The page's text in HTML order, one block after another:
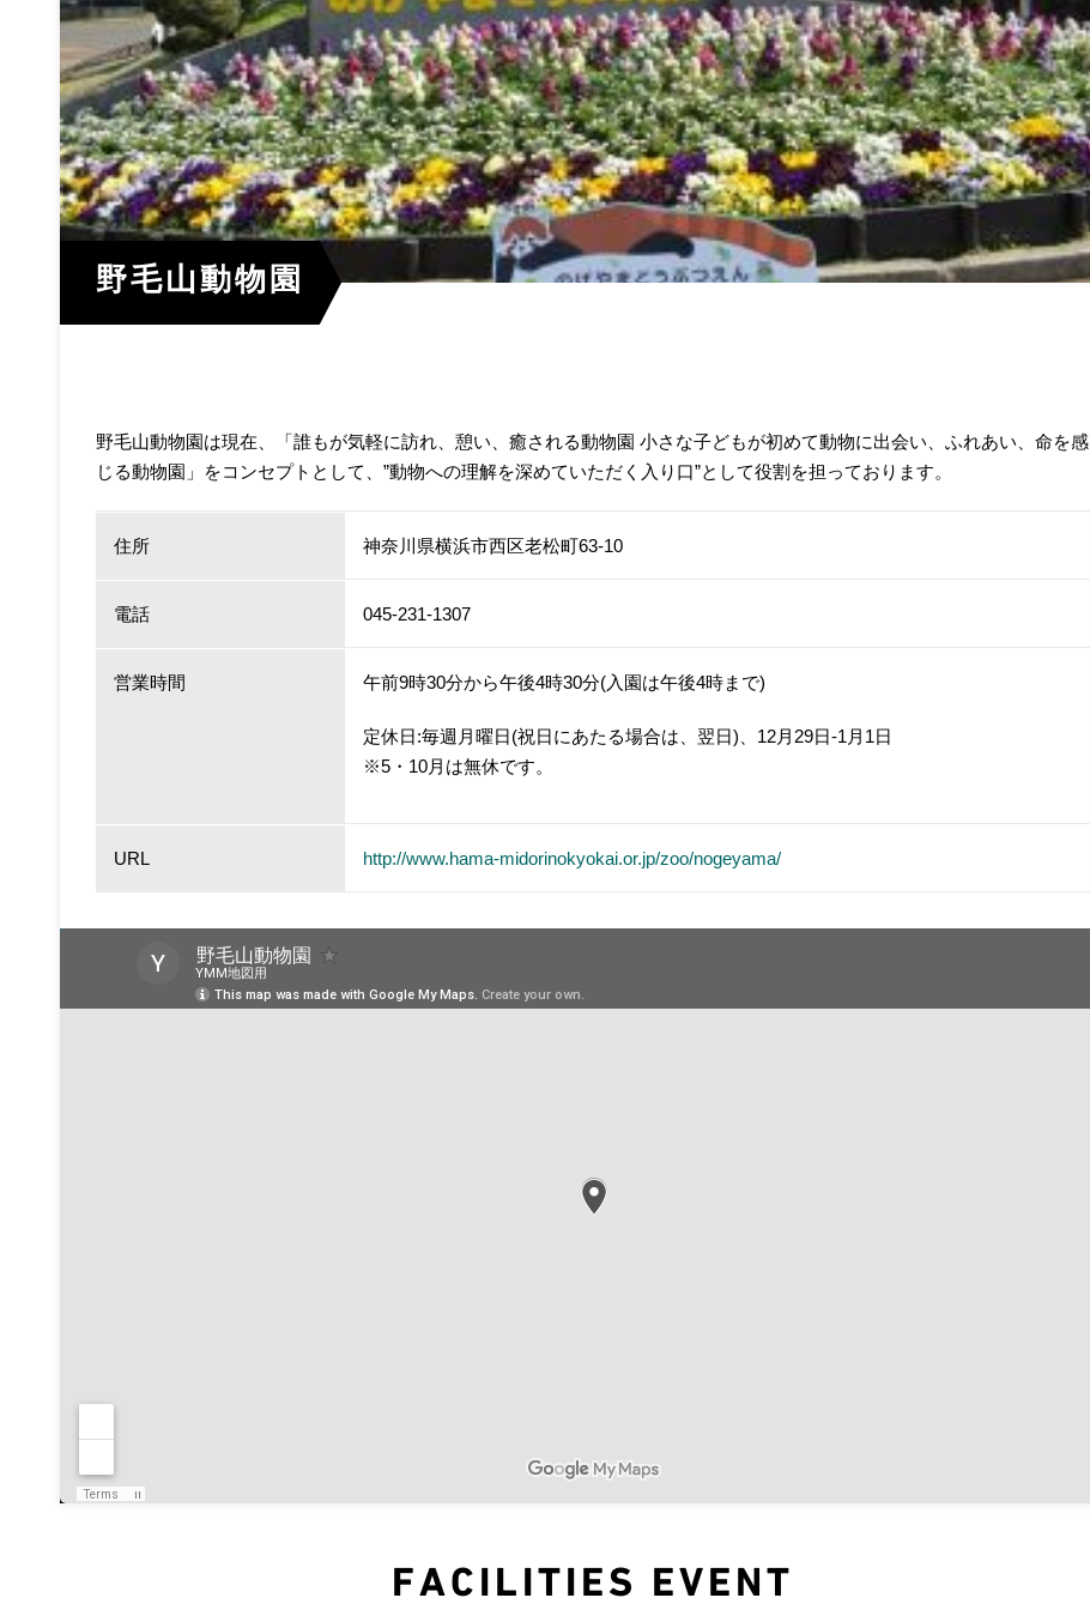
野毛山動物園
野毛山動物園は現在、「誰もが気軽に訪れ、憩い、癒される動物園 小さな子どもが初めて動物に出会い、ふれあい、命を感
じる動物園」をコンセプトとして、”動物への理解を深めていただく入り口”として役割を担っております。
住所 神奈川県横浜市西区老松町63-10
電話 045-231-1307
営業時間 午前9時30分から午後4時30分(入園は午後4時まで)
定休日:毎週月曜日(祝日にあたる場合は、翌日)、12月29日-1月1日
※5・10月は無休です。
URL http://www.hama-midorinokyokai.or.jp/zoo/nogeyama/
FACILITIES EVENT